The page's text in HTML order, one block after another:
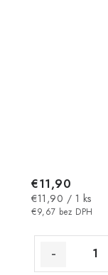
€9,67 bez DPH
€11,90
Jednotková
cena:
€11,90 / 1 ks